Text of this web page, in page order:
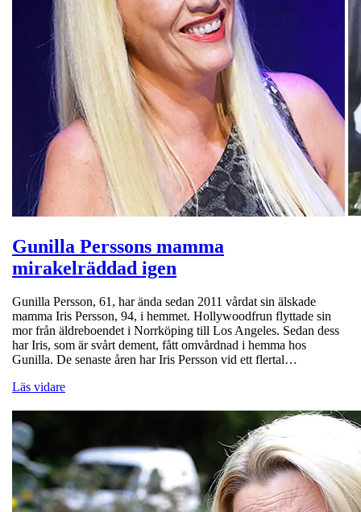
Gunilla Perssons mamma
mirakelräddad igen
Gunilla Persson, 61, har ända sedan 2011 vårdat sin älskade
mamma Iris Persson, 94, i hemmet. Hollywoodfrun flyttade sin
mor från äldreboendet i Norrköping till Los Angeles. Sedan dess
har Iris, som är svårt dement, fått omvårdnad i hemma hos
Gunilla. De senaste åren har Iris Persson vid ett flertal…
Läs vidare